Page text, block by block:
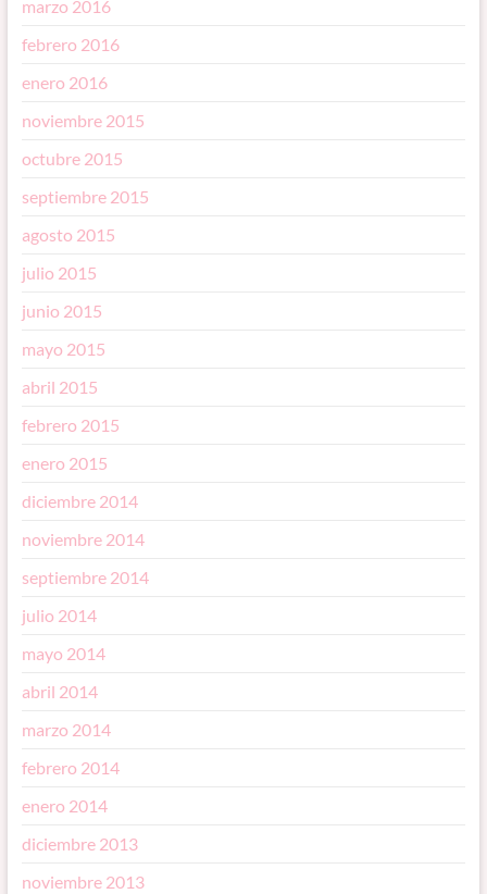
marzo 2016
febrero 2016
enero 2016
noviembre 2015
octubre 2015
septiembre 2015
agosto 2015
julio 2015
junio 2015
mayo 2015
abril 2015
febrero 2015
enero 2015
diciembre 2014
noviembre 2014
septiembre 2014
julio 2014
mayo 2014
abril 2014
marzo 2014
febrero 2014
enero 2014
diciembre 2013
noviembre 2013